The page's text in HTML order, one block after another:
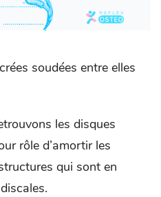
soudées entre elles
les disques
rôle d’amortir les
qui sont en